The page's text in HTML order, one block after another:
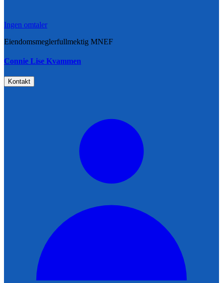
Ingen omtaler
Eiendomsmeglerfullmektig MNEF
Connie Lise Kvammen
Kontakt